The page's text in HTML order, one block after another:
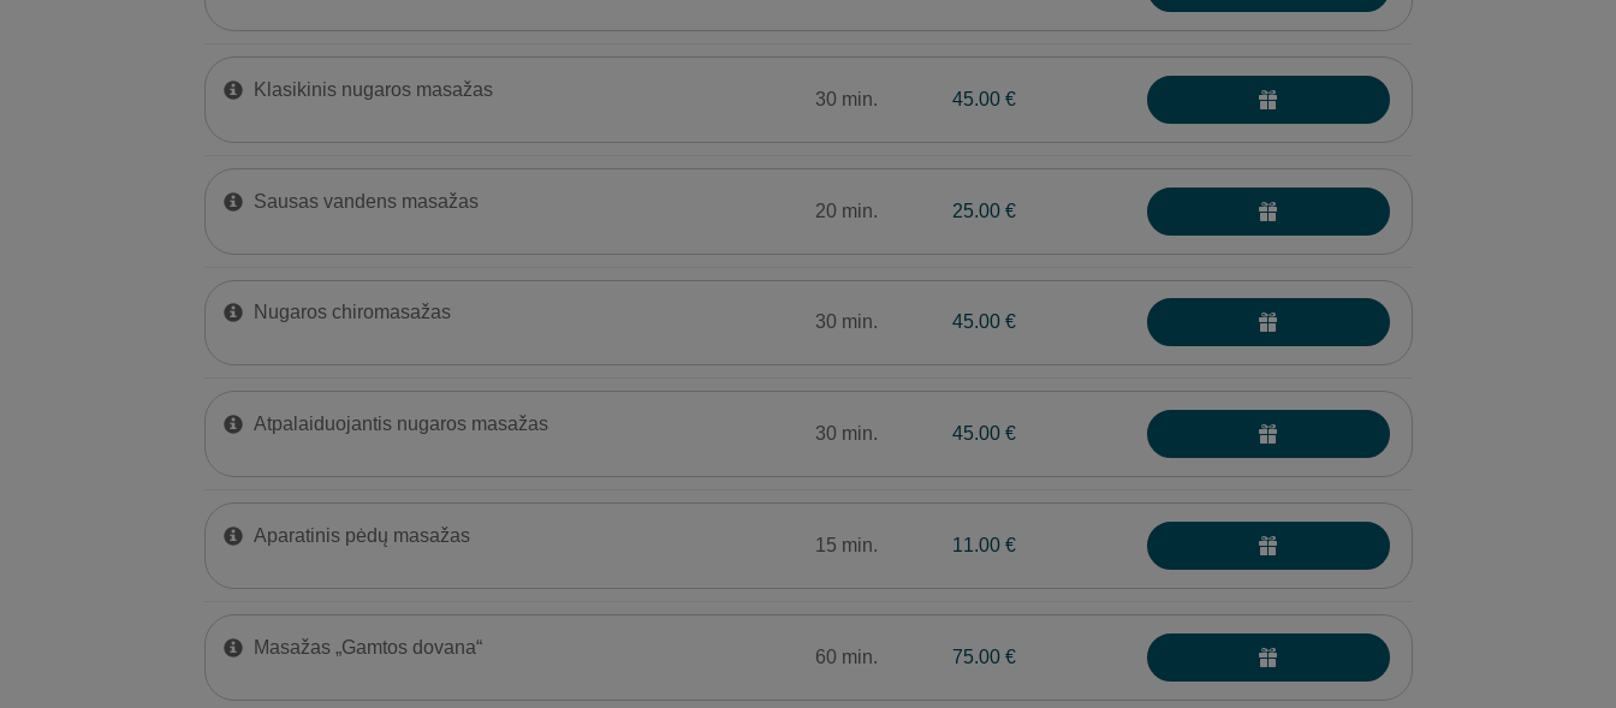
Klasikinis nugaros masažas 30 min. 45.00 €
Sausas vandens masažas 20 min. 25.00 €
Nugaros chiromasažas 30 min. 45.00 €
Atpalaiduojantis nugaros masažas 30 min. 45.00 €
Aparatinis pėdų masažas 15 min. 11.00 €
Masažas „Gamtos dovana“ 60 min. 75.00 €